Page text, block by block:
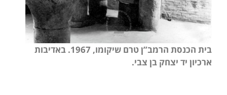
בית הכנסת הרמב”ן טרם שיקומו, 1967. באדיבות
ארכיון יד יצחק בן צבי.